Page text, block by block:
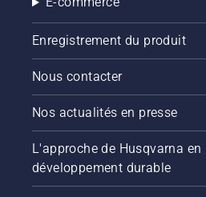
Enregistrement du produit
Nous contacter
Nos actualités en presse
L'approche de Husqvarna en
développement durable